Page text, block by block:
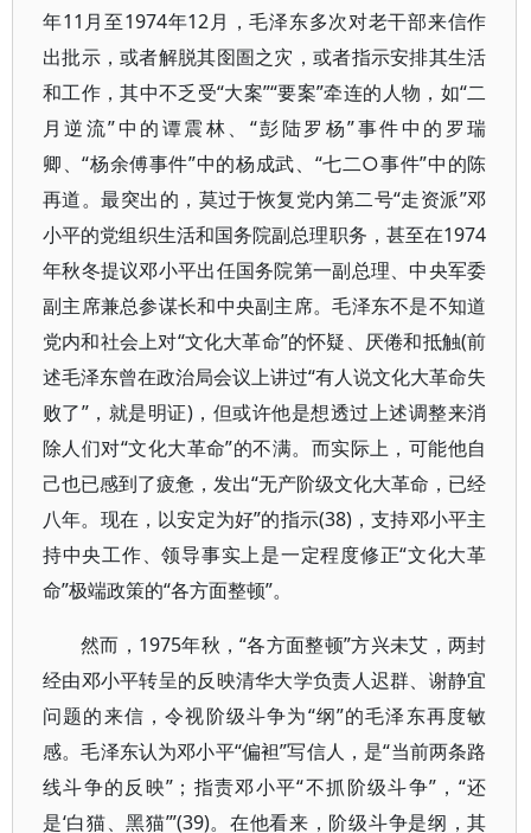
年11月至1974年12月，毛泽东多次对老干部来信作
出批示，或者解脱其囹圄之灾，或者指示安排其生活
和工作，其中不乏受“大案”“要案”牵连的人物，如“二
月逆流”中的谭震林、“彭陆罗杨”事件中的罗瑞
卿、“杨余傅事件”中的杨成武、“七二○事件”中的陈
再道。最突出的，莫过于恢复党内第二号“走资派”邓
小平的党组织生活和国务院副总理职务，甚至在1974
年秋冬提议邓小平出任国务院第一副总理、中央军委
副主席兼总参谋长和中央副主席。毛泽东不是不知道
党内和社会上对“文化大革命”的怀疑、厌倦和抵触(前
述毛泽东曾在政治局会议上讲过“有人说文化大革命失
败了”，就是明证)，但或许他是想透过上述调整来消
除人们对“文化大革命”的不满。而实际上，可能他自
己也已感到了疲惫，发出“无产阶级文化大革命，已经
八年。现在，以安定为好”的指示(38)，支持邓小平主
持中央工作、领导事实上是一定程度修正“文化大革
命”极端政策的“各方面整顿”。
然而，1975年秋，“各方面整顿”方兴未艾，两封
经由邓小平转呈的反映清华大学负责人迟群、谢静宜
问题的来信，令视阶级斗争为“纲”的毛泽东再度敏
感。毛泽东认为邓小平“偏袒”写信人，是“当前两条路
线斗争的反映”；指责邓小平“不抓阶级斗争”，“还
是‘白猫、黑猫’”(39)。在他看来，阶级斗争是纲，其